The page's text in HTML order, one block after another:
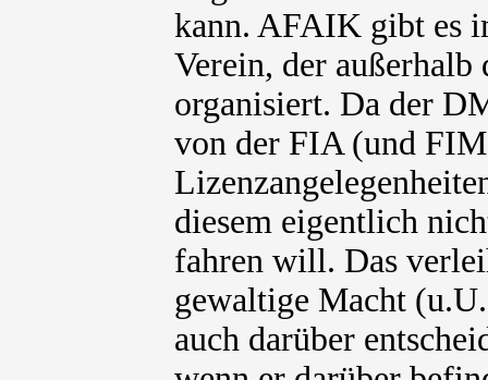
kann. AFAIK gibt es
Verein, der außerhalb
organisiert. Da der
von der FIA (und
diesem eigentlich
fahren will. Das
gewaltige Macht
auch darüber